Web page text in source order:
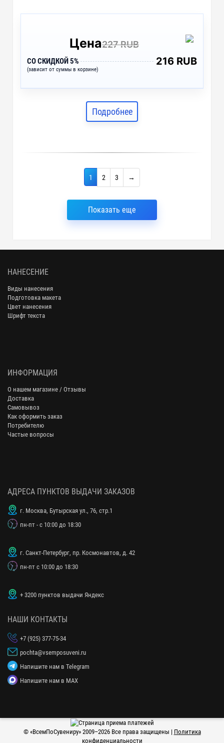
Цена227 RUB
СО СКИДКОЙ 5%
(зависит от суммы в корзине)
216 RUB
Подробнее
1 2 3 →
Показать еще
НАНЕСЕНИЕ
Виды нанесения
Подготовка макета
Цвет нанесения
Шрифт текста
ИНФОРМАЦИЯ
О нашем магазине / Отзывы
Доставка
Самовывоз
Как оформить заказ
Потребителю
Частые вопросы
АДРЕСА ПУНКТОВ ВЫДАЧИ ЗАКАЗОВ
г. Москва, Бутырская ул., 76, стр.1
пн-пт - с 10:00 до 18:30
г. Санкт-Петербург, пр. Космонавтов, д. 42
пн-пт с 10:00 до 18:30
+ 3200 пунктов выдачи Яндекс
НАШИ КОНТАКТЫ
+7 (925) 377-75-34
pochta@vsemposuveni.ru
Напишите нам в Telegram
Напишите нам в MAX
© «ВсемПоСувениру» 2009–2026 Все права защищены | Политика
конфиденциальности